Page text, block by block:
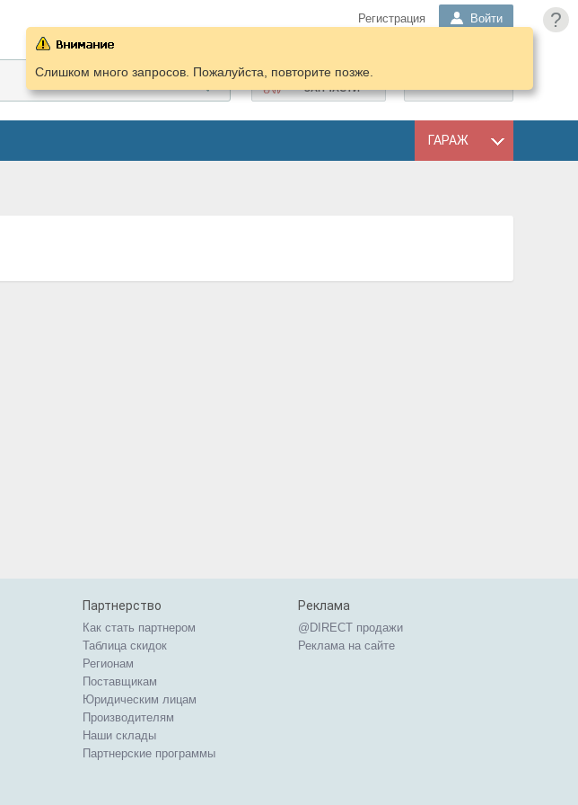
?
Регистрация Войти
ПОДОБРАТЬ
ЗАПЧАСТИ
ГАРАЖ
Слишком много запросов. Пожалуйста, повторите позже.
Партнерство
Как стать партнером
Таблица скидок
Регионам
Поставщикам
Юридическим лицам
Производителям
Наши склады
Партнерские программы
Реклама
@DIRECT продажи
Реклама на сайте